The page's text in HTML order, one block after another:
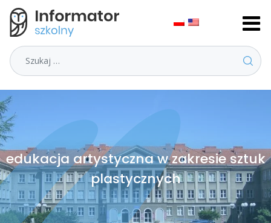
Szukaj
edukacja artystyczna w zakresie sztuk
plastycznych